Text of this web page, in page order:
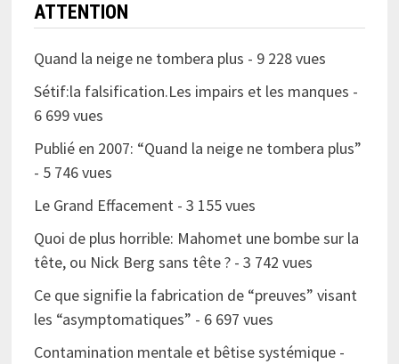
ATTENTION
Quand la neige ne tombera plus - 9 228 vues
Sétif:la falsification.Les impairs et les manques -
6 699 vues
Publié en 2007: “Quand la neige ne tombera plus”
- 5 746 vues
Le Grand Effacement- 3 155 vues
Quoi de plus horrible: Mahomet une bombe sur la
tête, ou Nick Berg sans tête ?- 3 742 vues
Ce que signifie la fabrication de “preuves” visant
les “asymptomatiques” - 6 697 vues
Contamination mentale et bêtise systémique-